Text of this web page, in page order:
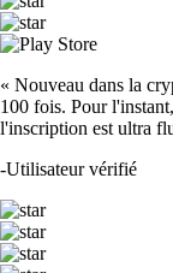
« Nouveau dans la
100 fois. Pour
l'inscription est ultra
-Utilisateur vérifié